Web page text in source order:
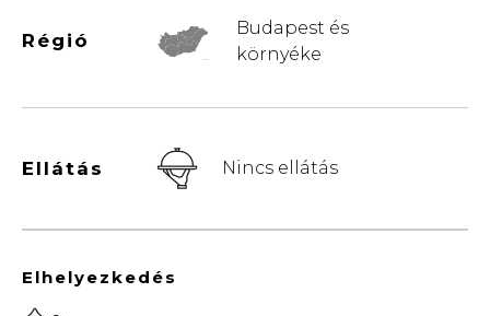
Régió
Budapest és
környéke
Ellátás Nincs ellátás
Elhelyezkedés